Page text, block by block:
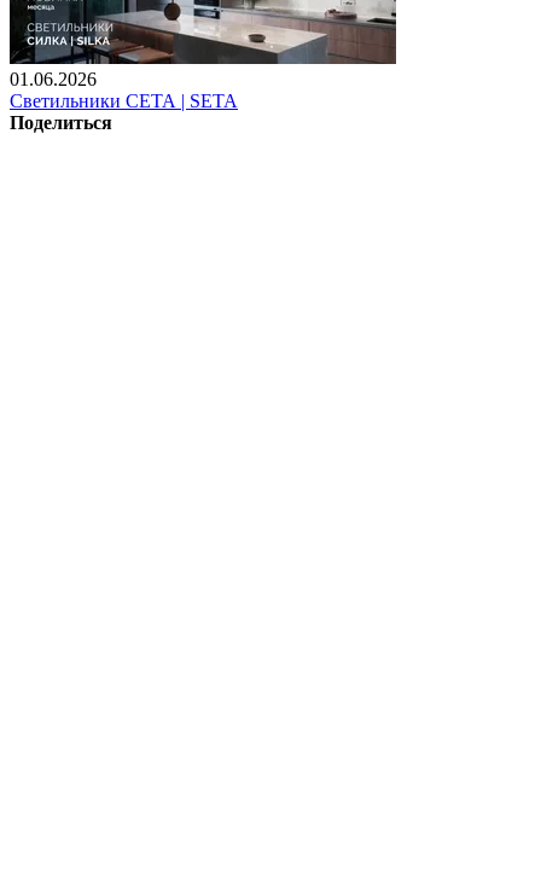
01.06.2026
Светильники СЕТА | SETA
Поделиться